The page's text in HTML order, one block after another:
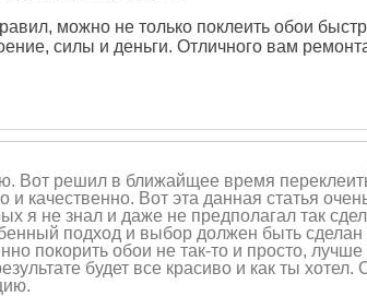
можно не только поклеить обои
силы и деньги. Отличного вам
Вот решил в ближайщее время
и качественно. Вот эта данная статья
я не знал и даже не предполагал так
подход и выбор должен быть сделан
покорить обои не так-то и просто,
будет все красиво и как ты хотел.